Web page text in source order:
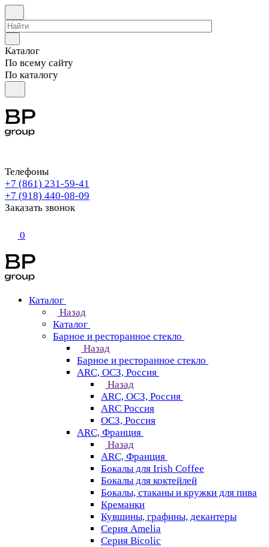
Каталог
По всему сайту
По каталогу
Телефоны
+7 (861) 231-59-41
+7 (918) 440-08-09
Заказать звонок
0
Каталог
Назад
Каталог
Барное и ресторанное стекло
Назад
Барное и ресторанное стекло
ARC, ОСЗ, Россия
Назад
ARC, ОСЗ, Россия
ARC Россия
ОСЗ, Россия
ARC, Франция
Назад
ARC, Франция
Бокалы для Irish Coffee
Бокалы для коктейлей
Бокалы, стаканы и кружки для пива
Креманки
Кувшины, графины, декантеры
Серия Amelia
Серия Bicolic